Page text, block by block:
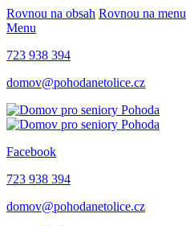
Rovnou na obsah Rovnou na menu
Menu
723 938 394
domov@pohodanetolice.cz
Facebook
723 938 394
domov@pohodanetolice.cz